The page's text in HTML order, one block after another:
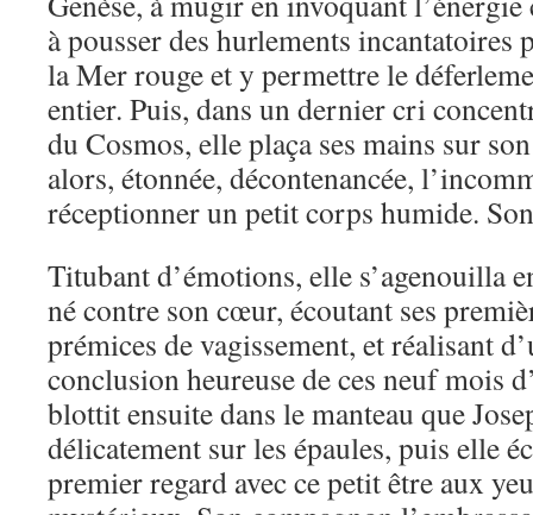
à pousser des hurlements incantatoires
la Mer rouge et y permettre le
entier. Puis, dans un dernier cri
du Cosmos, elle plaça ses mains sur
alors, étonnée, décontenancée,
réceptionner un petit corps humide.
Titubant d’émotions, elle s’agenouilla
né contre son cœur, écoutant ses
prémices de vagissement, et réalisant
conclusion heureuse de ces neuf mois
blottit ensuite dans le manteau que
délicatement sur les épaules, puis elle
premier regard avec ce petit être aux